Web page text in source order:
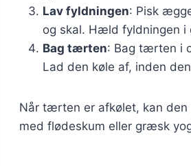
Lav fyldningen: Pisk
og skal. Hæld fyldningen
Bag tærten: Bag tærten i
Lad den køle af, inden
Når tærten er afkølet, kan
med flødeskum eller græsk